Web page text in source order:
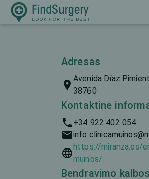
Adresas
Avenida Díaz
38760
Kontaktine
+34 922 402 054
https://miranza.es/
muinos/
Bendravimo kalbos